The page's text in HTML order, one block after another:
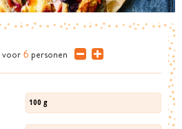
voor 6 personen
100 g